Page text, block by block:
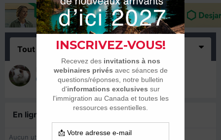
Tout
Maple_Jen
24 mai 2014
En ligne récemment
Aucun utilisateur enregistré regarde cette page.